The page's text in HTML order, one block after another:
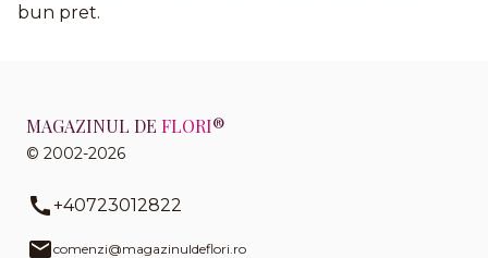
bun pret.
MAGAZINUL DE FLORI®
© 2002-2026
+40723012822
comenzi@magazinuldeflori.ro